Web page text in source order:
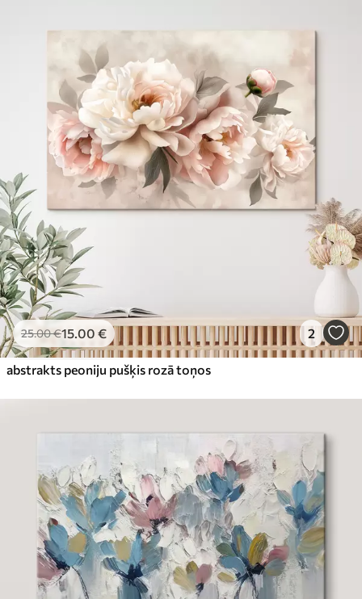
25.00€15.00 € 2
abstrakts peoniju pušķis rozā toņos